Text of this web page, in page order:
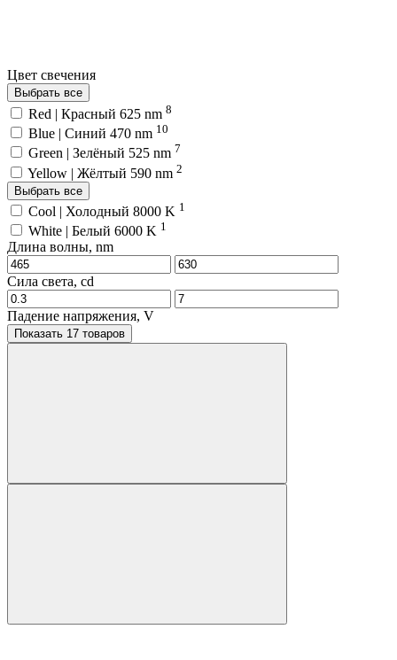
Цвет свечения
Выбрать все
Red | Красный 625 nm 8
Blue | Синий 470 nm 10
Green | Зелёный 525 nm 7
Yellow | Жёлтый 590 nm 2
Выбрать все
Cool | Холодный 8000 K 1
White | Белый 6000 K 1
Длина волны, nm
Сила света, cd
Падение напряжения, V
Показать 17 товаров